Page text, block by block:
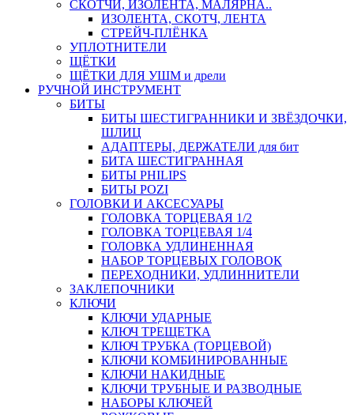
СКОТЧИ, ИЗОЛЕНТА, МАЛЯРНА..
ИЗОЛЕНТА, СКОТЧ, ЛЕНТА
СТРЕЙЧ-ПЛЁНКА
УПЛОТНИТЕЛИ
ЩЁТКИ
ЩЁТКИ ДЛЯ УШМ и дрели
РУЧНОЙ ИНСТРУМЕНТ
БИТЫ
БИТЫ ШЕСТИГРАННИКИ И ЗВЁЗДОЧКИ,
ШЛИЦ
АДАПТЕРЫ, ДЕРЖАТЕЛИ для бит
БИТА ШЕСТИГРАННАЯ
БИТЫ PHILIPS
БИТЫ POZI
ГОЛОВКИ И АКСЕСУАРЫ
ГОЛОВКА ТОРЦЕВАЯ 1/2
ГОЛОВКА ТОРЦЕВАЯ 1/4
ГОЛОВКА УДЛИНЕННАЯ
НАБОР ТОРЦЕВЫХ ГОЛОВОК
ПЕРЕХОДНИКИ, УДЛИННИТЕЛИ
ЗАКЛЕПОЧНИКИ
КЛЮЧИ
КЛЮЧИ УДАРНЫЕ
КЛЮЧ ТРЕЩЕТКА
КЛЮЧ ТРУБКА (ТОРЦЕВОЙ)
КЛЮЧИ КОМБИНИРОВАННЫЕ
КЛЮЧИ НАКИДНЫЕ
КЛЮЧИ ТРУБНЫЕ И РАЗВОДНЫЕ
НАБОРЫ КЛЮЧЕЙ